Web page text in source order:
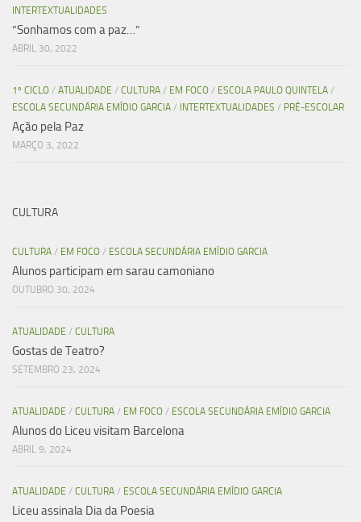
INTERTEXTUALIDADES
“Sonhamos com a paz…”
ABRIL 30, 2022
1º CICLO / ATUALIDADE / CULTURA / EM FOCO / ESCOLA PAULO QUINTELA /
ESCOLA SECUNDÁRIA EMÍDIO GARCIA / INTERTEXTUALIDADES / PRÉ-ESCOLAR
Ação pela Paz
MARÇO 3, 2022
CULTURA
CULTURA / EM FOCO / ESCOLA SECUNDÁRIA EMÍDIO GARCIA
Alunos participam em sarau camoniano
OUTUBRO 30, 2024
ATUALIDADE / CULTURA
Gostas de Teatro?
SETEMBRO 23, 2024
ATUALIDADE / CULTURA / EM FOCO / ESCOLA SECUNDÁRIA EMÍDIO GARCIA
Alunos do Liceu visitam Barcelona
ABRIL 9, 2024
ATUALIDADE / CULTURA / ESCOLA SECUNDÁRIA EMÍDIO GARCIA
Liceu assinala Dia da Poesia